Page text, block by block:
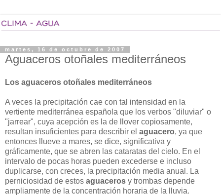
martes, 16 de octubre de 2007
Aguaceros otoñales mediterráneos
Los aguaceros otoñales mediterráneos
A veces la precipitación cae con tal intensidad en la
vertiente mediterránea española que los verbos "diluviar" o
"jarrear", cuya acepción es la de llover copiosamente,
resultan insuficientes para describir el aguacero, ya que
entonces llueve a mares, se dice, significativa y
gráficamente, que se abren las cataratas del cielo. En el
intervalo de pocas horas pueden excederse e incluso
duplicarse, con creces, la precipitación media anual. La
perniciosidad de estos aguaceros y trombas depende
ampliamente de la concentración horaria de la lluvia.